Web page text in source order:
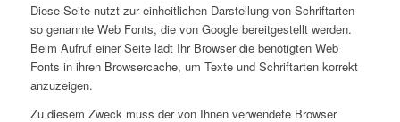
Diese Seite nutzt zur einheitlichen Darstellung von Schriftarten
so genannte Web Fonts, die von Google bereitgestellt werden.
Beim Aufruf einer Seite lädt Ihr Browser die benötigten Web
Fonts in ihren Browsercache, um Texte und Schriftarten korrekt
anzuzeigen.
Zu diesem Zweck muss der von Ihnen verwendete Browser